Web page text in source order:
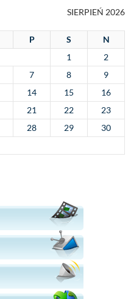
SIERPIEŃ 2026
P S
N
1
2
7 8
9
14 15
16
21 22
23
28 29
30